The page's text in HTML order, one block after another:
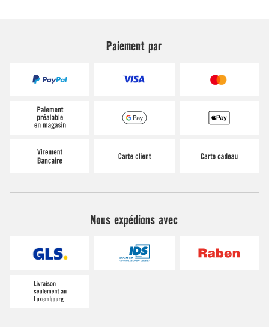
Paiement par
Nous expédions avec